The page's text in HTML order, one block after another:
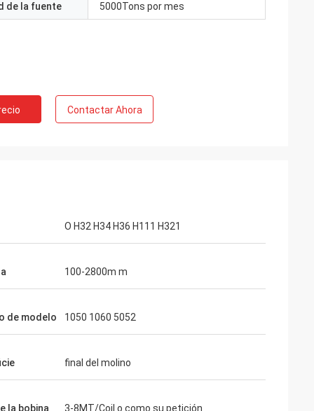
de la fuente 5000Tons por mes
Contactar Ahora
O H32 H34 H36 H111 H321
100-2800m m
de modelo 1050 1060 5052
final del molino
la bobina 3-8MT/Coil o como su petición